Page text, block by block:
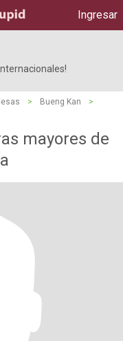
Ingresar
> Bueng Kan
>
mayores de